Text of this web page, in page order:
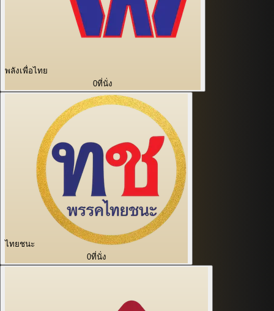
พลังเพื่อไทย
0ที่นั่ง
ไทยชนะ
0ที่นั่ง